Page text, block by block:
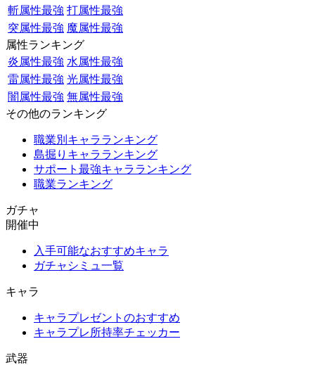
斬属性最強 打属性最強
突属性最強 魔属性最強
属性ランキング
炎属性最強 水属性最強
雷属性最強 光属性最強
闇属性最強 無属性最強
その他のランキング
職業別キャラランキング
島掘りキャラランキング
サポート最強キャラランキング
職業ランキング
ガチャ
開催中
入手可能なおすすめキャラ
ガチャシミュ一覧
キャラ
キャラプレゼントのおすすめ
キャラプレ所持率チェッカー
武器